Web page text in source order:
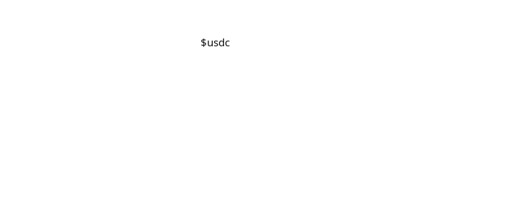
$usdc